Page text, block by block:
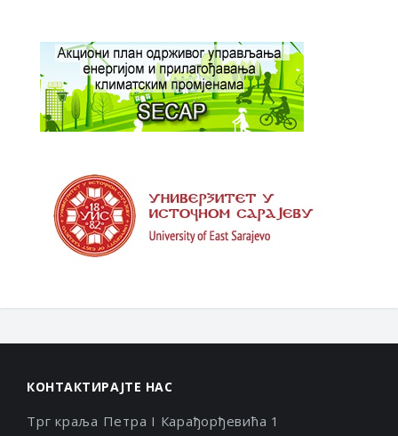
КОНТАКТИРАЈТЕ НАС
Трг краља Петра I Карађорђевића 1